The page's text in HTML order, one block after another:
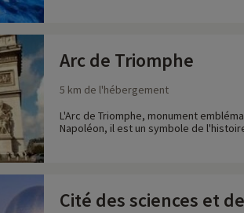
Arc de Triomphe
5 km de l'hébergement
L'Arc de Triomphe, monument
Napoléon, il est un symbole de
Cité des sciences et